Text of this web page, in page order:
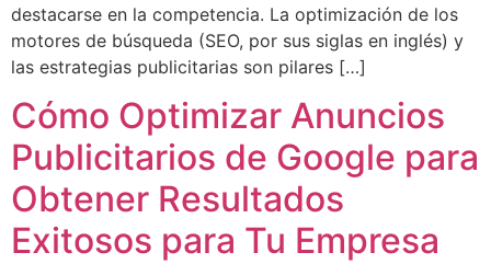
destacarse en la competencia. La optimización de los
motores de búsqueda (SEO, por sus siglas en inglés) y
las estrategias publicitarias son pilares […]
Cómo Optimizar Anuncios
Publicitarios de Google para
Obtener Resultados
Exitosos para Tu Empresa